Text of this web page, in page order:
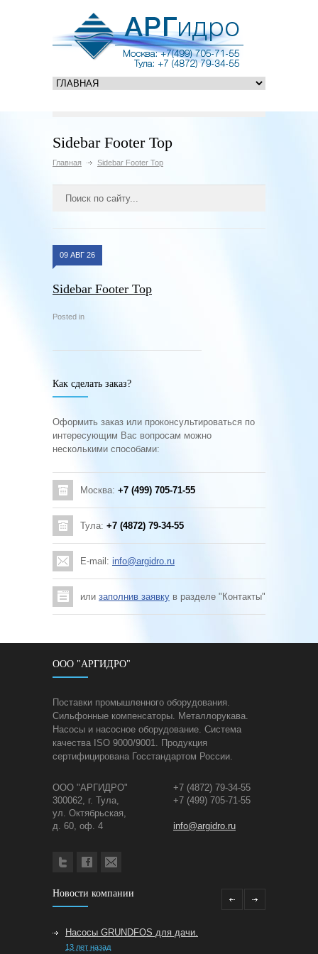
Sidebar Footer Top
Главная Sidebar Footer Top
09 АВГ 26
Sidebar Footer Top
Posted in
Как сделать заказ?
Оформить заказ или проконсультироваться по
интересующим Вас вопросам можно
несколькими способами:
Москва: +7 (499) 705-71-55
Тула: +7 (4872) 79-34-55
E-mail: info@argidro.ru
или заполнив заявку в разделе "Контакты"
ООО "АРГИДРО"
Поставки промышленного оборудования.
Сильфонные компенсаторы. Металлорукава.
Насосы и насосное оборудование. Система
качества ISO 9000/9001. Продукция
сертифицирована Госстандартом России.
ООО "АРГИДРО"
+7 (4872) 79-34-55
300062, г. Тула,
+7 (499) 705-71-55
ул. Октябрьская,
д. 60, оф. 4
info@argidro.ru
Новости компании
Насосы GRUNDFOS для дачи.
13 лет назад